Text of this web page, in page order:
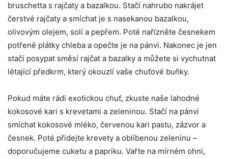
bruschetta s rajčaty a ⁢bazalkou. ⁤Stačí nahrubo nakrájet‌
čerstvé ​rajčaty a smíchat je s nasekanou bazalkou,
olivovým olejem,‍ solí a pepřem. Poté nařízněte česnekem ​
potřené plátky chleba a⁢ opečte ⁢je na pánvi. Nakonec‌ je jen
stačí posypat směsí​ rajčat a bazalky a můžete si vychutnat
létající předkrm, který okouzlí vaše chuťové buňky.
Pokud máte rádi exotickou chuť, zkuste naše lahodné
kokosové kari⁤ s krevetami a zeleninou. Stačí na pánvi
smíchat kokosové ⁢mléko, červenou ‌kari pastu,⁢ zázvor a
česnek. ⁤Poté přidejte krevety a oblíbenou⁢ zeleninu –
⁣doporučujeme cuketu a papriku. Vařte na mírném ohni,